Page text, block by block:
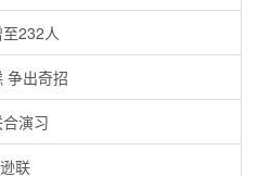
232人
争出奇招
演习
联